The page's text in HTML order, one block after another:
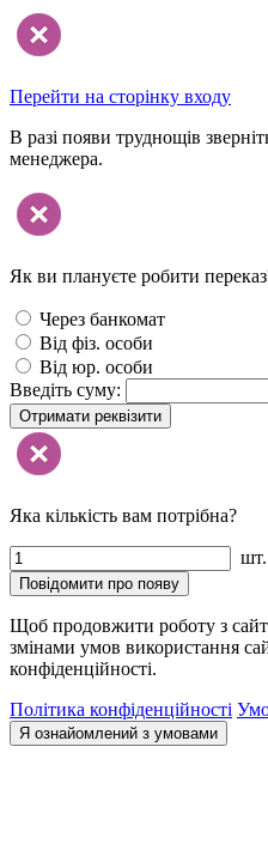
Перейти на сторінку входу
В разі появи труднощів
менеджера.
Як ви плануєте робити
Через банкомат
Від фіз. особи
Від юр. особи
Введіть суму:
Отримати реквізити
Яка кількість вам потрібна?
шт.
Повідомити про появу
Щоб продовжити роботу з
змінами умов використання
конфіденційності.
Політика конфіденційності
Я ознайомлений з умовами